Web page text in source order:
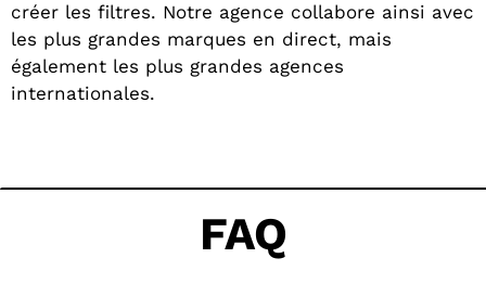
créer les filtres. Notre agence collabore ainsi avec
les plus grandes marques en direct, mais
également les plus grandes agences
internationales.
FAQ